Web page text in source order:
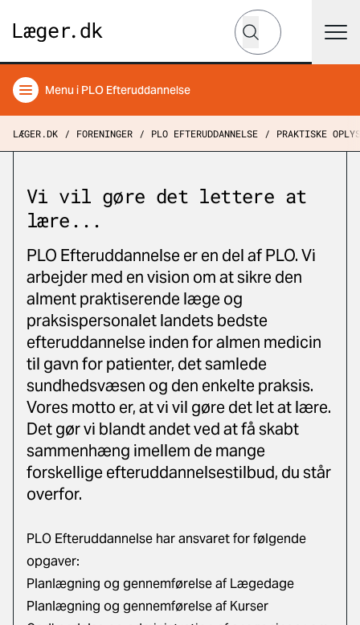
Hvad leder du efter?
Søg
Menu i PLO Efteruddannelse
LÆGER.DK FORENINGER PLO EFTERUDDANNELSE PRAKTISKE
Vi vil gøre det lettere at
lære...
PLO Efteruddannelse er en del af PLO. Vi
arbejder med en vision om at sikre den
alment praktiserende læge og
praksispersonalet landets bedste
efteruddannelse inden for almen medicin
til gavn for patienter, det samlede
sundhedsvæsen og den enkelte praksis.
Vores motto er, at vi vil gøre det let at lære.
Det gør vi blandt andet ved at få skabt
sammenhæng imellem de mange
forskellige efteruddannelsestilbud, du står
overfor.
PLO Efteruddannelse har ansvaret for følgende
opgaver:
Planlægning og gennemførelse af Lægedage
Planlægning og gennemførelse af Kurser